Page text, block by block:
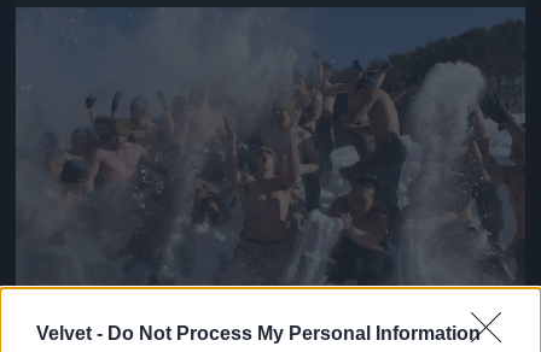
Velvet - Do Not Process My Personal Information